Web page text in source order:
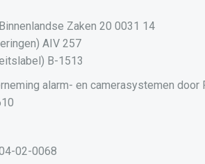
Zaken 20 0031 14
AIV 257
B-1513
alarm- en camerasystemen door
02-0068